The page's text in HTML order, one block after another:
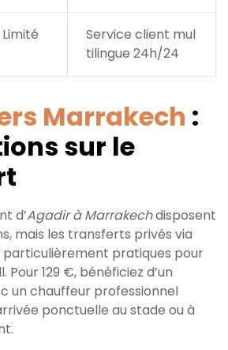
Limité
Service client mul
tilingue 24h/24
Marrakech :
sur le
d’Agadir à Marrakechdisposent
mais les transferts privés via
particulièrement pratiques pour
Pour 129 €, bénéficiez d’un
un chauffeur professionnel
ponctuelle au stade ou à